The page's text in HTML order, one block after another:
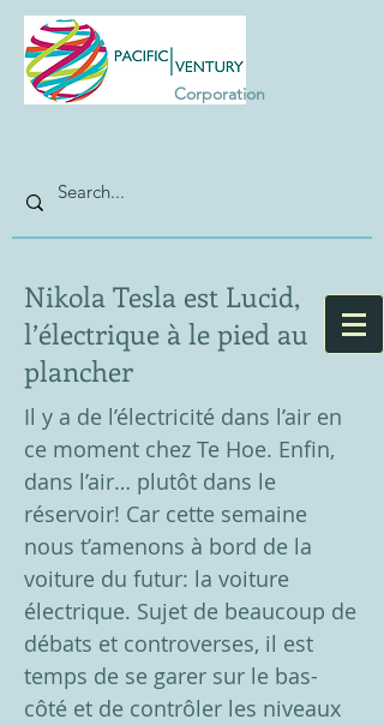
Corporation
Nikola Tesla est Lucid,
l’électrique à le pied au
plancher
Il y a de l’électricité dans l’air en
ce moment chez Te Hoe. Enfin,
dans l’air… plutôt dans le
réservoir! Car cette semaine
nous t’amenons à bord de la
voiture du futur: la voiture
électrique. Sujet de beaucoup de
débats et controverses, il est
temps de se garer sur le bas-
côté et de contrôler les niveaux